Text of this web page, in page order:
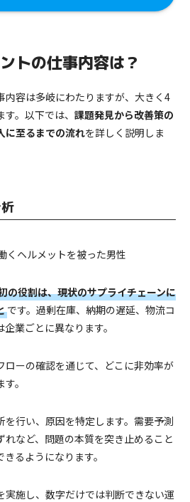
トの仕事内容は？
内容は多岐にわたりますが、大きく4
。以下では、 課題発見から改善策の
に至るまでの流れを詳しく説明しま
の役割は、現状のサプライチェーンに
です。過剰在庫、納期の遅延、物流コ
業ごとに異なります。
ローの確認を通じて、どこに非効率が
。
行い、原因を特定します。需要予測
れなど、問題の本質を突き止めること
るようになります。
実施し、数字だけでは判断できない運